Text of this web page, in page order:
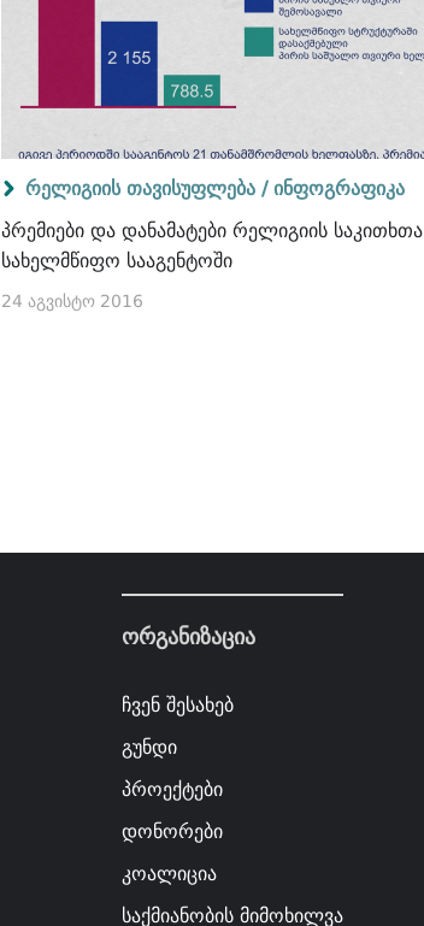
რელიგიის თავისუფლება / ინფოგრაფიკა
პრემიები და დანამატები რელიგიის საკითხთა
სახელმწიფო სააგენტოში
24 აგვისტო 2016
ორგანიზაცია
ჩვენ შესახებ
გუნდი
პროექტები
დონორები
კოალიცია
საქმიანობის მიმოხილვა